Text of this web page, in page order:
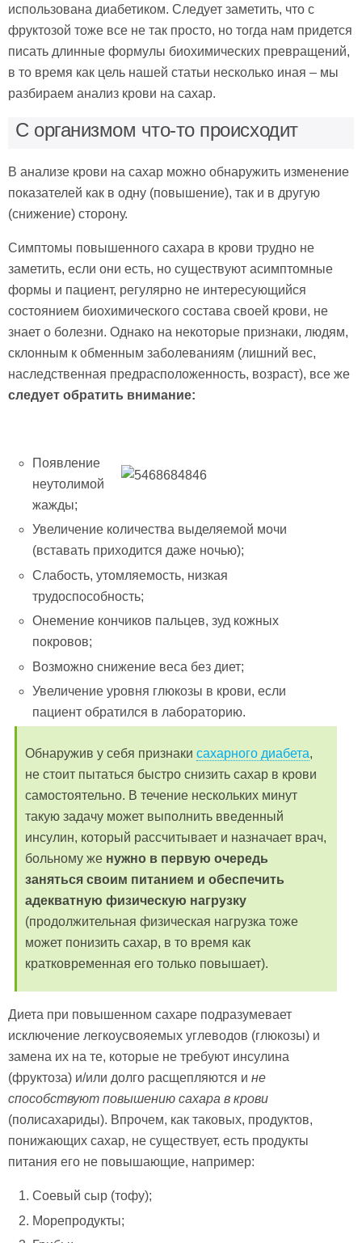
использована диабетиком. Следует заметить, что с
фруктозой тоже все не так просто, но тогда нам придется
писать длинные формулы биохимических превращений,
в то время как цель нашей статьи несколько иная – мы
разбираем анализ крови на сахар.
С организмом что-то происходит
В анализе крови на сахар можно обнаружить изменение
показателей как в одну (повышение), так и в другую
(снижение) сторону.
Симптомы повышенного сахара в крови трудно не
заметить, если они есть, но существуют асимптомные
формы и пациент, регулярно не интересующийся
состоянием биохимического состава своей крови, не
знает о болезни. Однако на некоторые признаки, людям,
склонным к обменным заболеваниям (лишний вес,
наследственная предрасположенность, возраст), все же
следует обратить внимание:
Появление
неутолимой
жажды;
Увеличение количества выделяемой мочи
(вставать приходится даже ночью);
Слабость, утомляемость, низкая
трудоспособность;
Онемение кончиков пальцев, зуд кожных
покровов;
Возможно снижение веса без диет;
Увеличение уровня глюкозы в крови, если
пациент обратился в лабораторию.
Обнаружив у себя признаки сахарного диабета,
не стоит пытаться быстро снизить сахар в крови
самостоятельно. В течение нескольких минут
такую задачу может выполнить введенный
инсулин, который рассчитывает и назначает врач,
больному же нужно в первую очередь
заняться своим питанием и обеспечить
адекватную физическую нагрузку
(продолжительная физическая нагрузка тоже
может понизить сахар, в то время как
кратковременная его только повышает).
Диета при повышенном сахаре подразумевает
исключение легкоусвояемых углеводов (глюкозы) и
замена их на те, которые не требуют инсулина
(фруктоза) и/или долго расщепляются и не
способствуют повышению сахара в крови
(полисахариды). Впрочем, как таковых, продуктов,
понижающих сахар, не существует, есть продукты
питания его не повышающие, например:
Соевый сыр (тофу);
Морепродукты;